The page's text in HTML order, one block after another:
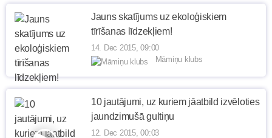
Jauns skatījums uz ekoloģiskiem
tīrīšanas līdzekļiem!
14. Dec 2015, 09:00
Māmiņu klubs
10 jautājumi, uz kuriem jāatbild izvēloties
jaundzimušā gultiņu
12. Dec 2015, 00:03